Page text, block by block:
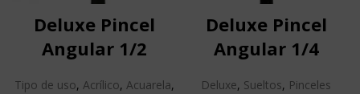
Deluxe Pincel
Angular 1/2
Tipo de uso, Acrílico, Acuarela,
Deluxe Pincel
Angular 1/4
Deluxe, Sueltos, Pinceles